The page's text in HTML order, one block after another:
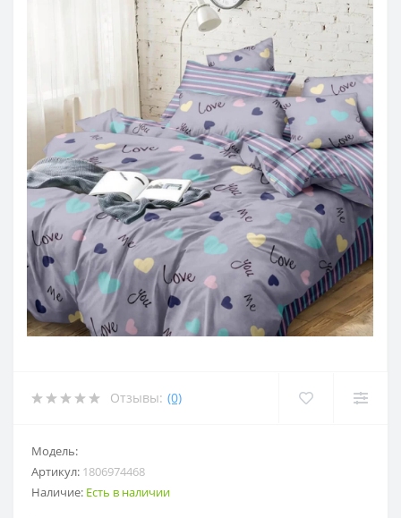
Отзывы: (0)
Модель:
Артикул: 1806974468
Наличие: Есть в наличии